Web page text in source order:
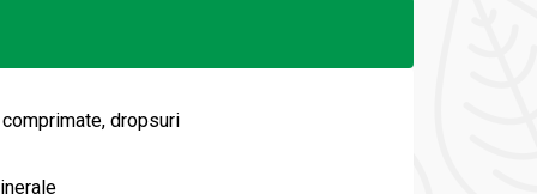
dropsuri